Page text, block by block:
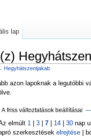
Hegyhátszentjakab
azon lapoknak a legutóbbi
A friss változtatások beállításai
elmúlt 1 | 3| 7| 14| 30nap
szerkesztések elrejtése|
lap